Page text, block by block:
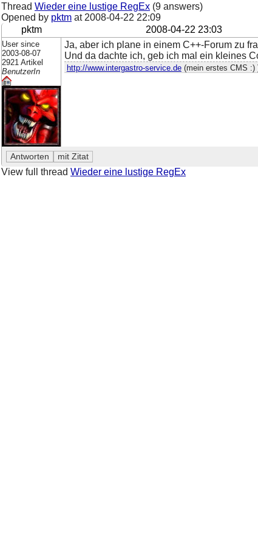
Thread Wieder eine lustige RegEx (9 answers)
Opened by pktm at 2008-04-22 22:09
pktm
2008-04-22 23:03
User since
2003-08-07
2921 Artikel
BenutzerIn
Ja, aber ich plane in einem C++-Forum zu
Und da dachte ich, geb ich mal ein kleines
http://www.intergastro-service.de(mein erstes CMS :)
View full thread Wieder eine lustige RegEx